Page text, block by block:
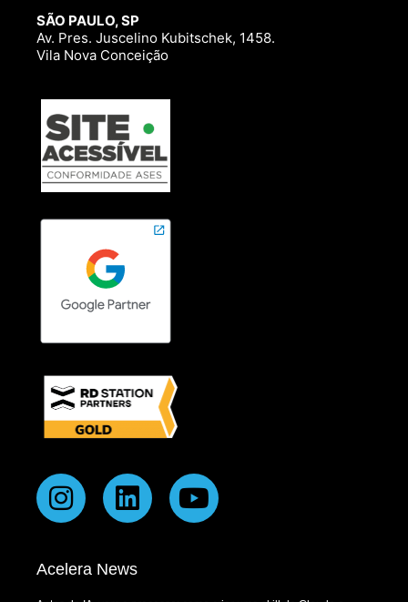
SÃO PAULO, SP
Av. Pres. Juscelino Kubitschek, 1458.
Vila Nova Conceição
Acelera News